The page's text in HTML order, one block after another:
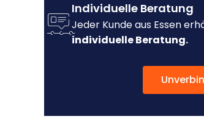
Individuelle Beratung
Jeder Kunde aus Essen
individuelle Beratung.